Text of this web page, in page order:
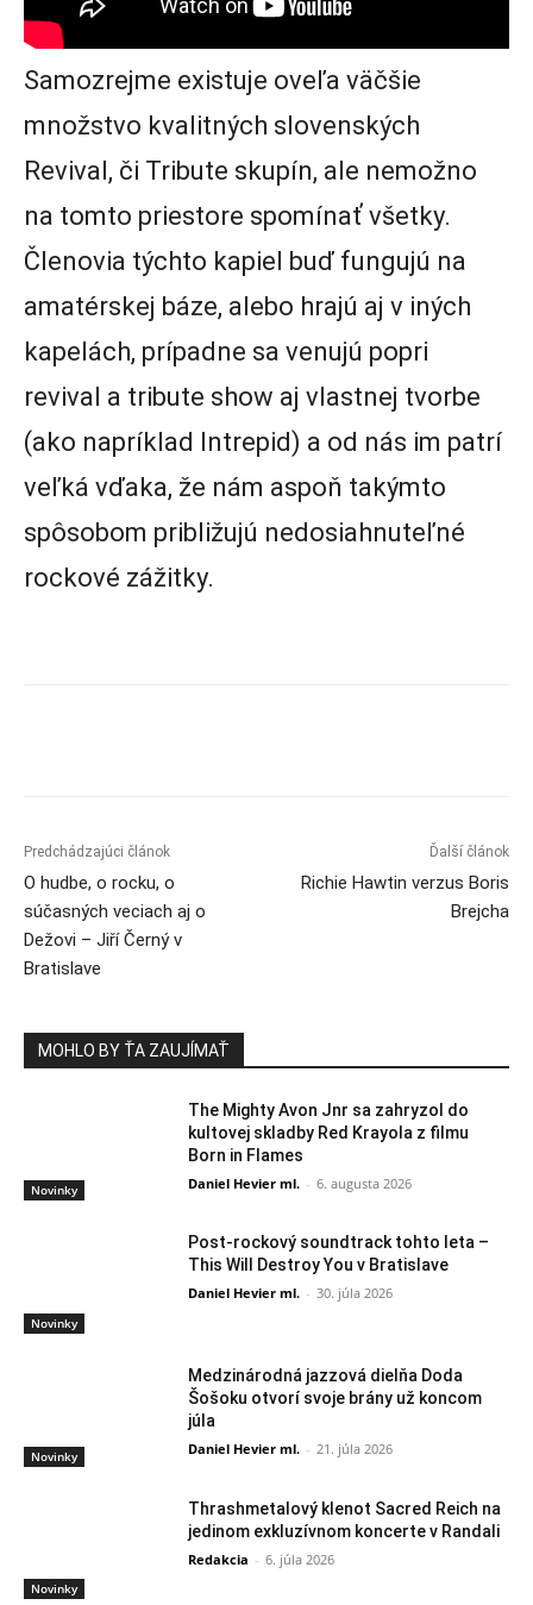
Samozrejme existuje oveľa väčšie
množstvo kvalitných slovenských
Revival, či Tribute skupín, ale nemožno
na tomto priestore spomínať všetky.
Členovia týchto kapiel buď fungujú na
amatérskej báze, alebo hrajú aj v iných
kapelách, prípadne sa venujú popri
revival a tribute show aj vlastnej tvorbe
(ako napríklad Intrepid) a od nás im patrí
veľká vďaka, že nám aspoň takýmto
spôsobom približujú nedosiahnuteľné
rockové zážitky.
Predchádzajúci článok
O hudbe, o rocku, o
súčasných veciach aj o
Dežovi – Jiří Černý v
Bratislave
Ďalší článok
Richie Hawtin verzus Boris
Brejcha
MOHLO BY ŤA ZAUJÍMAŤ
Novinky
The Mighty Avon Jnr sa zahryzol do
kultovej skladby Red Krayola z filmu
Born in Flames
Daniel Hevier ml. - 6. augusta 2026
Novinky
Post-rockový soundtrack tohto leta –
This Will Destroy You v Bratislave
Daniel Hevier ml. - 30. júla 2026
Novinky
Medzinárodná jazzová dielňa Doda
Šošoku otvorí svoje brány už koncom
júla
Daniel Hevier ml. - 21. júla 2026
Novinky
Thrashmetalový klenot Sacred Reich na
jedinom exkluzívnom koncerte v Randali
Redakcia - 6. júla 2026